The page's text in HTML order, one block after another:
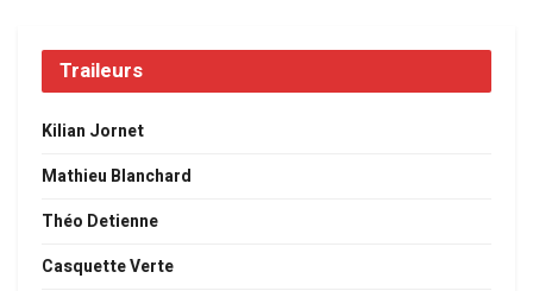
Traileurs
Kilian Jornet
Mathieu Blanchard
Théo Detienne
Casquette Verte